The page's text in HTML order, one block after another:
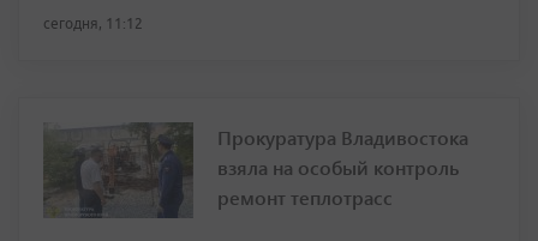
сегодня, 11:12
Прокуратура Владивостока
взяла на особый контроль
ремонт теплотрасс